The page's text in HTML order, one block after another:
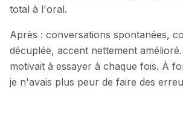
total à l'oral.
Après : conversations spontanées,
décuplée, accent nettement
motivait à essayer à chaque fois. À
je n'avais plus peur de faire des